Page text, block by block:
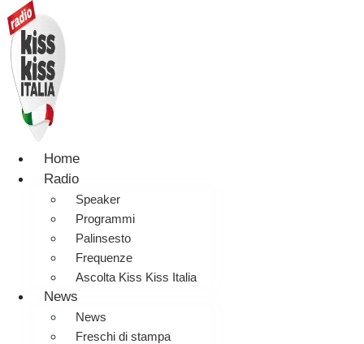
Home
Radio
Speaker
Programmi
Palinsesto
Frequenze
Ascolta Kiss Kiss Italia
News
News
Freschi di stampa